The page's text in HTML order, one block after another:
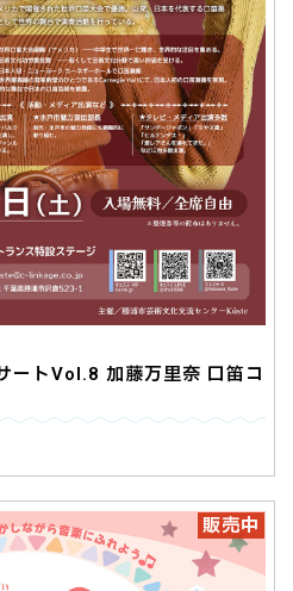
ートVol.8 加藤万里奈 口笛コ
販売中